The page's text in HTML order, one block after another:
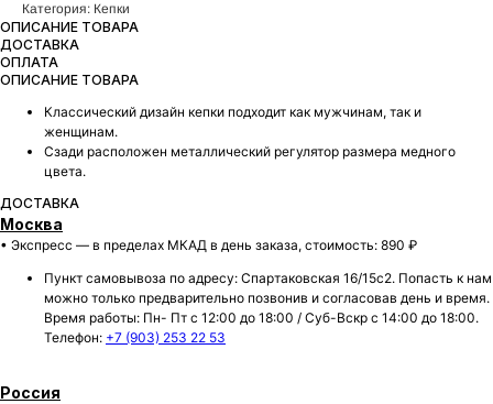
Категория: Кепки
ОПИСАНИЕ ТОВАРА
ДОСТАВКА
ОПЛАТА
ОПИСАНИЕ ТОВАРА
Классический дизайн кепки подходит как мужчинам, так и
женщинам.
Сзади расположен металлический регулятор размера медного
цвета.
ДОСТАВКА
Москва
• Экспресс — в пределах МКАД в день заказа, стоимость: 890 ₽
Пункт самовывоза по адресу: Спартаковская 16/15с2. Попасть к нам
можно только предварительно позвонив и согласовав день и время.
Время работы: Пн- Пт с 12:00 до 18:00 / Суб-Вскр с 14:00 до 18:00.
Телефон: +7 (903) 253 22 53
Россия